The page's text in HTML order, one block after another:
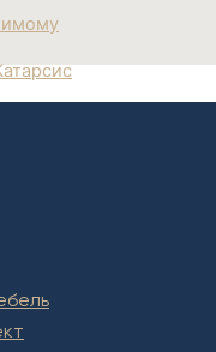
черные-